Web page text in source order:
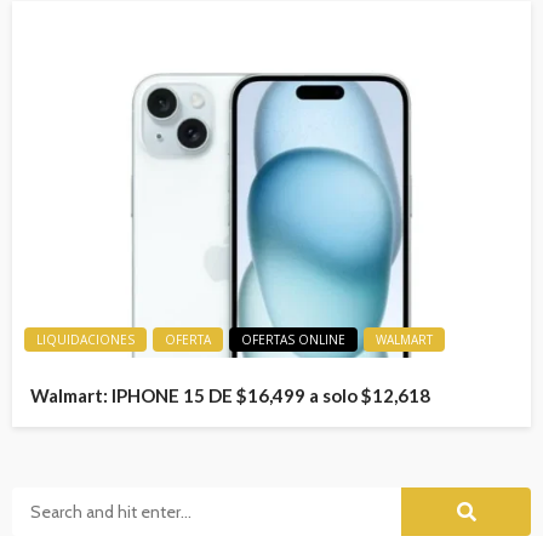
LIQUIDACIONES OFERTA OFERTAS ONLINE WALMART
Walmart: IPHONE 15 DE $16,499 a solo $12,618